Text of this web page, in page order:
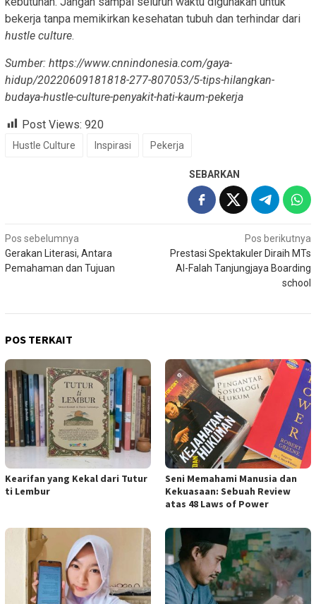
bekerja tanpa memikirkan kesehatan tubuh dan terhindar dari
hustle culture.
Sumber: https://www.cnnindonesia.com/gaya-
hidup/20220609181818-277-807053/5-tips-hilangkan-
budaya-hustle-culture-penyakit-hati-kaum-pekerja
Post Views: 920
Hustle Culture Inspirasi Pekerja
SEBARKAN
Navigasi
pos
Pos sebelumnya
Gerakan Literasi, Antara
Pemahaman dan Tujuan
Pos berikutnya
Prestasi Spektakuler Diraih MTs
Al-Falah Tanjungjaya Boarding
school
POS TERKAIT
Kearifan yang Kekal dari Tutur
ti Lembur
Seni Memahami Manusia dan
Kekuasaan: Sebuah Review
atas 48 Laws of Power